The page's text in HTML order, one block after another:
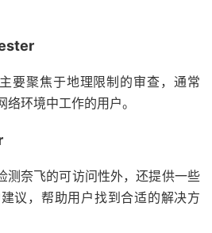
要聚焦于地理限制的审查，通常
环境中工作的用户。
奈飞的可访问性外，还提供一些
议，帮助用户找到合适的解决方